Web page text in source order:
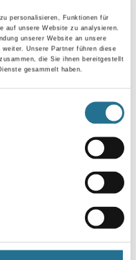
personalisieren, Funktionen für
auf unsere Website zu analysieren.
unserer Website an unsere
Unsere Partner führen diese
die Sie ihnen bereitgestellt
gesammelt haben.